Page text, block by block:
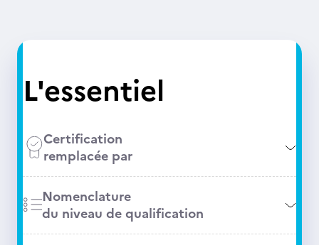
L'essentiel
Certification
remplacée par
Nomenclature
du niveau de qualification